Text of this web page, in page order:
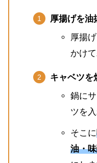
厚揚げを油
厚揚
かけ
キャベツを
鍋に
ツを
そこに
油・